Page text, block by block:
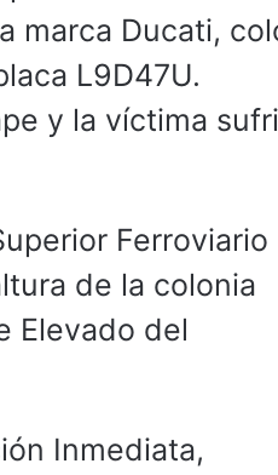
marca Ducati,
L9D47U.
y la víctima
Ferroviario
de la colonia
Elevado del
Inmediata,